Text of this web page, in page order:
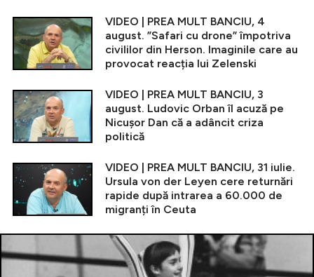
VIDEO | PREA MULT BANCIU, 4
august. ”Safari cu drone” împotriva
civililor din Herson. Imaginile care au
provocat reacția lui Zelenski
VIDEO | PREA MULT BANCIU, 3
august. Ludovic Orban îl acuză pe
Nicușor Dan că a adâncit criza
politică
VIDEO | PREA MULT BANCIU, 31 iulie.
Ursula von der Leyen cere returnări
rapide după intrarea a 60.000 de
migranți în Ceuta